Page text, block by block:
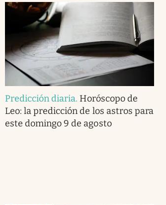
Predicción diaria. Horóscopo de
Leo: la predicción de los astros para
este domingo 9 de agosto